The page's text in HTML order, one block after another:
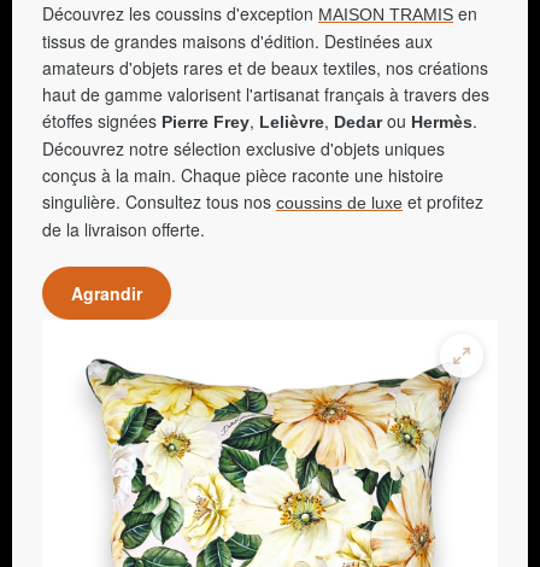
Découvrez les coussins d'exception MAISON TRAMIS en
tissus de grandes maisons d'édition. Destinées aux
amateurs d'objets rares et de beaux textiles, nos créations
haut de gamme valorisent l'artisanat français à travers des
étoffes signées Pierre Frey, Lelièvre, Dedarou Hermès.
Découvrez notre sélection exclusive d'objets uniques
conçus à la main. Chaque pièce raconte une histoire
singulière. Consultez tous nos coussins de luxe et profitez
de la livraison offerte.
Agrandir